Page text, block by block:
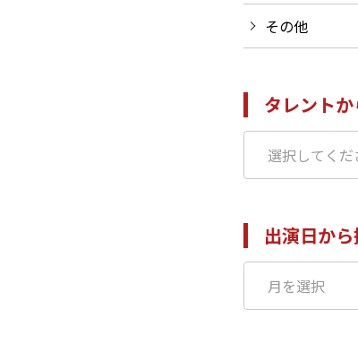
その他
タレント
出演日か